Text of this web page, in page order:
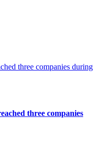
three companies during
three companies